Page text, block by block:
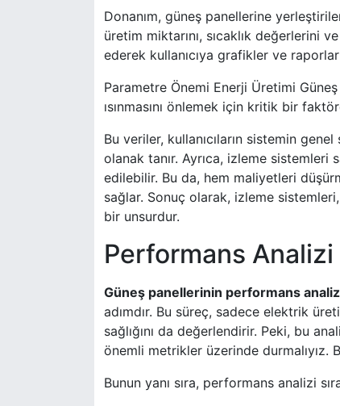
Donanım, güneş panellerine
üretim miktarını, sıcaklık değerlerini
ederek kullanıcıya grafikler ve
Parametre Önemi Enerji Üretimi
ısınmasını önlemek için kritik bir
Bu veriler, kullanıcıların sistemin
olanak tanır. Ayrıca, izleme
edilebilir. Bu da, hem maliyetleri
sağlar. Sonuç olarak, izleme sistemleri,
bir unsurdur.
Performans Analizi
Güneş panellerinin performans
adımdır. Bu süreç, sadece elektrik
sağlığını da değerlendirir. Peki, bu
önemli metrikler üzerinde durmalıyız.
Bunun yanı sıra, performans analizi